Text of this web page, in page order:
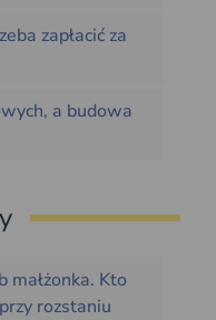
zapłacić za
a budowa
małżonka. Kto
rozstaniu